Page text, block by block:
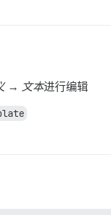
→ 文本进行编辑